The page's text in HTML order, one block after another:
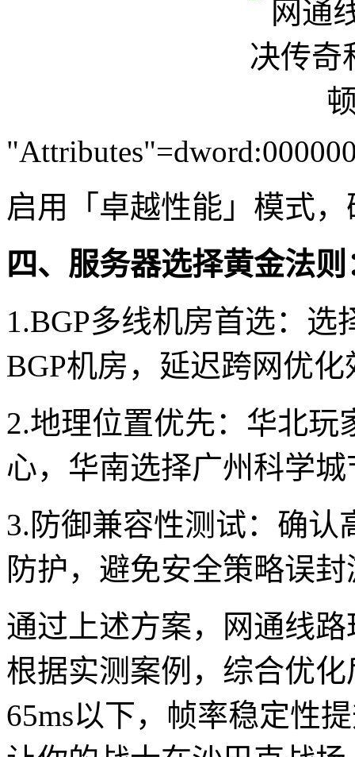
启用「卓越性能」模式
四、服务器选择黄金法
1.BGP多线机房首选：
BGP机房，延迟跨网优
2.地理位置优先：华北
心，华南选择广州科学城
3.防御兼容性测试：确认
防护，避免安全策略误
通过上述方案，网通线
根据实测案例，综合优
65ms以下，帧率稳定性